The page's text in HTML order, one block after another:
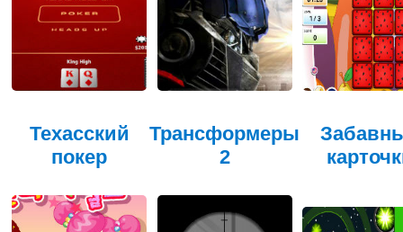
Техасский
покер
Трансформеры
2